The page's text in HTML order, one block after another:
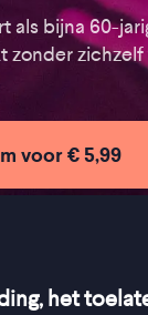
als bijna 60-
zonder zichzelf
voor € 5,99
het